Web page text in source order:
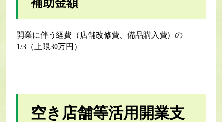
補助金額
開業に伴う経費（店舗改修費、備品購入費）の
1/3（上限30万円）
空き店舗等活用開業支